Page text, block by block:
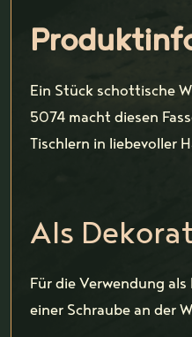
Ein Stück schottische
5074 macht diesen
Tischlern in liebevoller
Als
Für die Verwendung
einer Schraube an der